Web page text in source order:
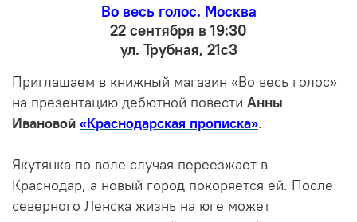
Во весь голос. Москва
22 сентября в 19:30
ул. Трубная, 21с3
Приглашаем в книжный магазин «Во весь голос»
на презентацию дебютной повести Анны
Ивановой «Краснодарская прописка».
Якутянка по воле случая переезжает в
Краснодар, а новый город покоряется ей. После
северного Ленска жизнь на юге может